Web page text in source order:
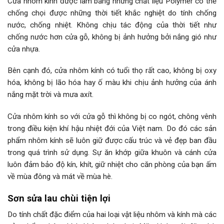
chống chọi được những thời tiết khắc nghiệt do tính chống
nước, chống nhiệt. Không chịu tác động của thời tiết như
chống nước hơn cửa gỗ, không bị ảnh hưởng bởi nắng gió như
cửa nhựa.
Bên cạnh đó, cửa nhôm kính có tuổi thọ rất cao, không bị oxy
hóa, không bị lão hóa hay ố màu khi chịu ảnh hưởng của ánh
nắng mặt trời và mưa axít.
Cửa nhôm kính so với cửa gỗ thì không bị co ngót, chông vênh
trong điều kiện khí hậu nhiệt đới của Việt nam. Do đó các sản
phẩm nhôm kính sẽ luôn giữ được cấu trúc và vẻ đẹp ban đầu
trong quá trình sử dụng. Sự ăn khớp giữa khuôn và cánh cửa
luôn đảm bảo độ kín, khít, giữ nhiệt cho căn phòng của bạn ấm
về mùa đông và mát về mùa hè.
Sơn sửa lau chùi tiện lợi
Do tính chất đặc điểm của hai loại vật liệu nhôm và kính mà các